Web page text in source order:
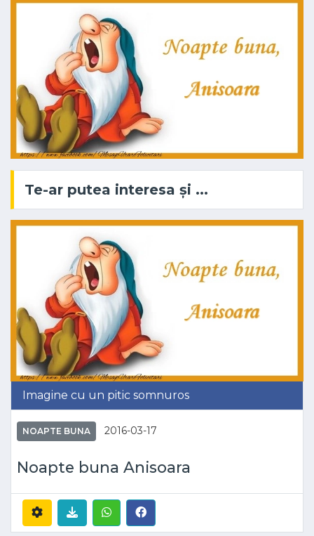
Te-ar putea interesa și ...
Imagine cu un pitic somnuros
NOAPTE BUNA 2016-03-17
Noapte buna Anisoara